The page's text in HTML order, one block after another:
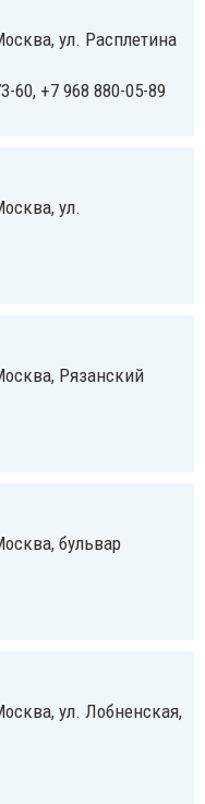
ул. Расплетина
60, +7 968 880-05-89
ул.
Рязанский
бульвар
ул. Лобненская,